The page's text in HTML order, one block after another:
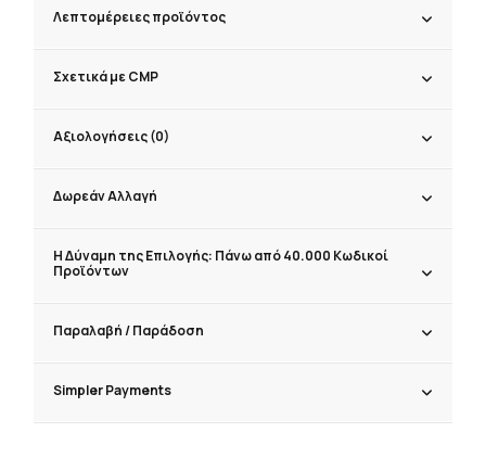
Λεπτομέρειες προϊόντος
Σχετικά με CMP
Αξιολογήσεις (0)
Δωρεάν Αλλαγή
Η Δύναμη της Επιλογής: Πάνω από 40.000 Κωδικοί
Προϊόντων
Παραλαβή / Παράδoση
Simpler Payments